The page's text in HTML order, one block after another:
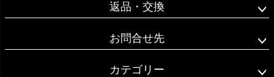
返品・交換
お問合せ先
カテゴリー